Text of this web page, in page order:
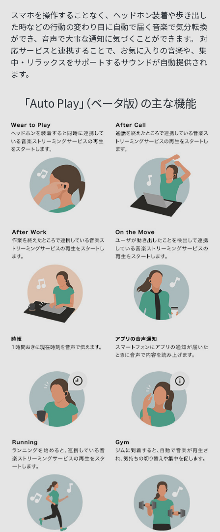
スマホを操作することなく、ヘッドホン装着や歩き出し
た時などの行動の変わり目に自動で届く音楽で気分転換
ができ、音声で大事な通知に気づくことができます。 対
応サービスと連携することで、お気に入りの音楽や、集
中・リラックスをサポートするサウンドが自動提供され
ます。
「Auto Play」（ベータ版）の主な機能